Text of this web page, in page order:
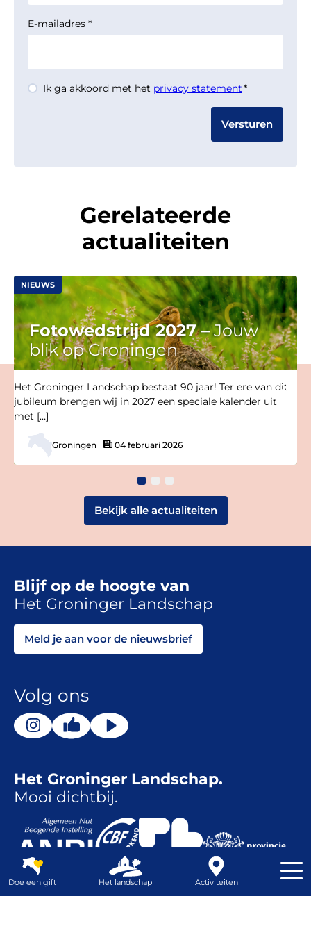
E-mailadres *
Instemming
*
Ik ga akkoord met het privacy statement*
Gerelateerde
actualiteiten
NIEUWS
Fotowedstrijd 2027 –Jouw
blik op Groningen
Het Groninger Landschap bestaat 90 jaar! Ter ere van dit
jubileum brengen wij in 2027 een speciale kalender uit
met […]
Groningen 04 februari 2026
Bekijk alle actualiteiten
Het Groninger Landschap.
Mooi dichtbij.
Blijf op de hoogte van
Het Groninger Landschap
Meld je aan voor de nieuwsbrief
Volg ons
Doe een gift Het landschap Activiteiten